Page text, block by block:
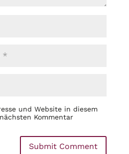
und Website in diesem
Kommentar